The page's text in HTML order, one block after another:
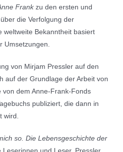
Frankzu den ersten und
die Verfolgung der
weltweite Bekanntheit basiert
Umsetzungen.
von Mirjam Pressler auf den
auf der Grundlage der Arbeit von
von dem Anne-Frank-Fonds
publiziert, die dann in
wird.
so. Die Lebensgeschichte der
und Leser. Pressler